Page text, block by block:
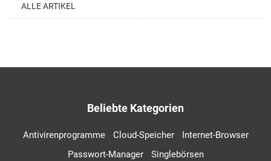
ALLE ARTIKEL
Beliebte Kategorien
Antivirenprogramme Cloud-Speicher
Internet-Browser
Passwort-Manager
Singlebörsen